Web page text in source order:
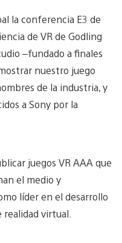
la conferencia E3 de
de VR de Godling
–fundado a finales
nuestro juego
de la industria, y
a Sony por la
juegos VR AAA que
el medio y
líder en el desarrollo
virtual.